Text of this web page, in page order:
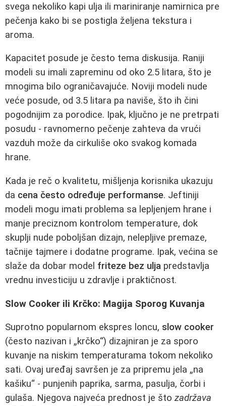
svega nekoliko kapi ulja ili mariniranje namirnica pre
pečenja kako bi se postigla željena tekstura i
aroma.
Kapacitet posude je često tema diskusija. Raniji
modeli su imali zapreminu od oko 2.5 litara, što je
mnogima bilo ograničavajuće. Noviji modeli nude
veće posude, od 3.5 litara pa naviše, što ih čini
pogodnijim za porodice. Ipak, ključno je ne pretrpati
posudu - ravnomerno pečenje zahteva da vrući
vazduh može da cirkuliše oko svakog komada
hrane.
Kada je reč o kvalitetu, mišljenja korisnika ukazuju
da cena često određuje performanse. Jeftiniji
modeli mogu imati problema sa lepljenjem hrane i
manje preciznom kontrolom temperature, dok
skuplji nude poboljšan dizajn, nelepljive premaze,
tačnije tajmere i dodatne programe. Ipak, većina se
slaže da dobar model friteze bez ulja predstavlja
vrednu investiciju u zdravlje i praktičnost.
Slow Cooker ili Krčko: Magija Sporog Kuvanja
Suprotno popularnom ekspres loncu, slow cooker
(često nazivan i „krčko“) dizajniran je za sporo
kuvanje na niskim temperaturama tokom nekoliko
sati. Ovaj uređaj savršen je za pripremu jela „na
kašiku“ - punjenih paprika, sarma, pasulja, čorbi i
gulaša. Njegova najveća prednost je što zadržava